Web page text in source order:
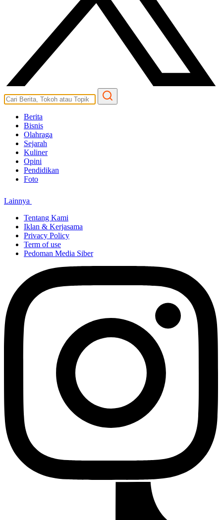
Berita
Bisnis
Olahraga
Sejarah
Kuliner
Opini
Pendidikan
Foto
Lainnya
Tentang Kami
Iklan & Kerjasama
Privacy Policy
Term of use
Pedoman Media Siber